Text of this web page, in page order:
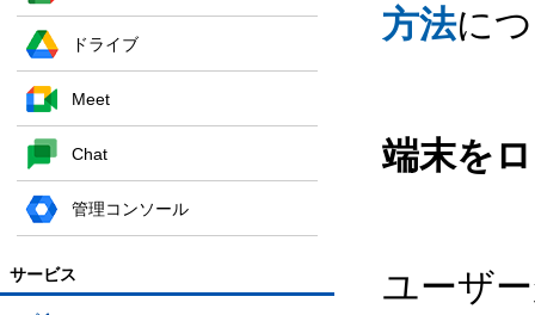
ドライブ
Meet
Chat
管理コンソール
サービス
方法に
端末を
ユーザ